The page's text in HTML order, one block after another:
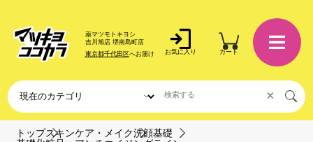
薬マツモトキヨシ
吉川旭店 堺南島町店
東京都千代田区へお届け お気に入り カート
×
トップスキンケア・メイク洗顔基礎